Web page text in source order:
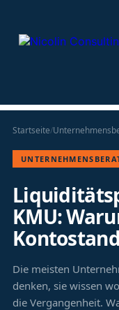
Inhalt
Startseite/
KMU:
Die meisten
denken, sie wissen
die Vergangenheit.